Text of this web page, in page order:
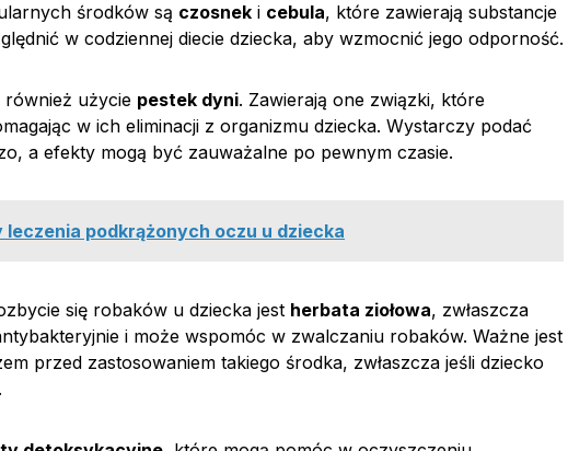
środków są czosnek i cebula, które zawierają substancje
w codziennej diecie dziecka, aby wzmocnić jego odporność.
również użycie pestek dyni. Zawierają one związki, które
w ich eliminacji z organizmu dziecka. Wystarczy podać
a efekty mogą być zauważalne po pewnym czasie.
podkrążonych oczu u dziecka
się robaków u dziecka jest herbata ziołowa, zwłaszcza
i może wspomóc w zwalczaniu robaków. Ważne jest
przed zastosowaniem takiego środka, zwłaszcza jeśli dziecko